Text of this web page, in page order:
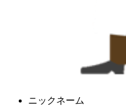
ニックネーム